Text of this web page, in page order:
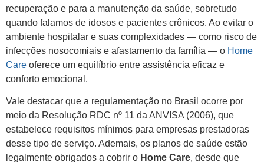
recuperação e para a manutenção da saúde, sobretudo
quando falamos de idosos e pacientes crônicos. Ao evitar o
ambiente hospitalar e suas complexidades — como risco de
infecções nosocomiais e afastamento da família — o Home
Care oferece um equilíbrio entre assistência eficaz e
conforto emocional.
Vale destacar que a regulamentação no Brasil ocorre por
meio da Resolução RDC nº 11 da ANVISA (2006), que
estabelece requisitos mínimos para empresas prestadoras
desse tipo de serviço. Ademais, os planos de saúde estão
legalmente obrigados a cobrir o Home Care, desde que